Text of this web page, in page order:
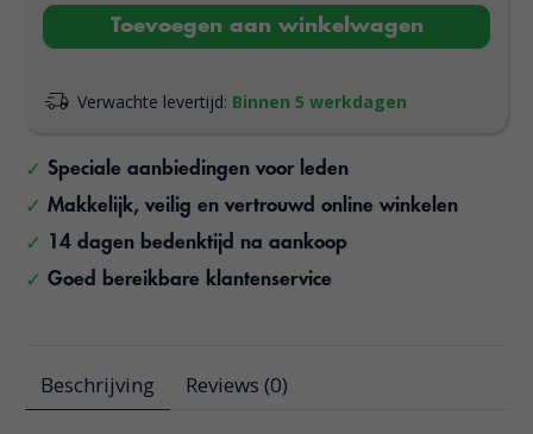
Toevoegen aan winkelwagen
Verwachte levertijd: Binnen 5 werkdagen
Speciale aanbiedingen voor leden
Makkelijk, veilig en vertrouwd online winkelen
14 dagen bedenktijd na aankoop
Goed bereikbare klantenservice
Beschrijving Reviews (0)